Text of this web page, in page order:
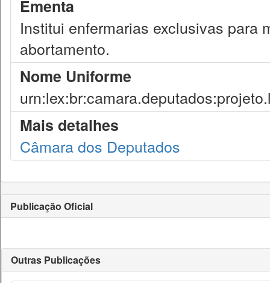
Ementa
Institui enfermarias exclusivas para
abortamento.
Nome Uniforme
Mais detalhes
Câmara dos Deputados
Publicação Oficial
Outras Publicações